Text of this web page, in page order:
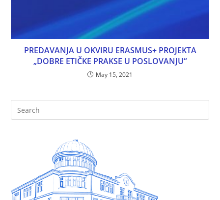
PREDAVANJA U OKVIRU ERASMUS+ PROJEKTA
„DOBRE ETIČKE PRAKSE U POSLOVANJU“
May 15, 2021